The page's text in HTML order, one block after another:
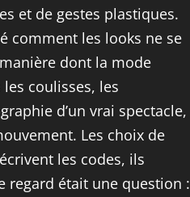
et de gestes plastiques.
comment les looks ne se
dont la mode
les coulisses, les
d’un vrai spectacle,
Les choix de
les codes, ils
regard était une question :